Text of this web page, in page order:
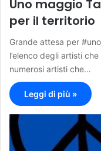
Uno maggio
per il territorio
Grande attesa per
l’elenco degli artisti
numerosi artisti che…
Leggi di più »